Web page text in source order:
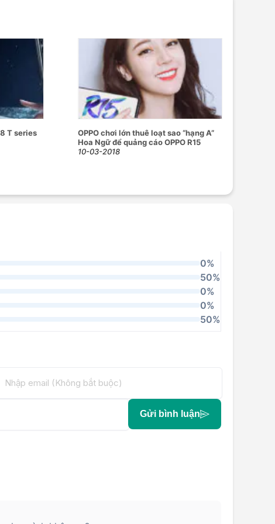
T series
OPPO chơi lớn thuê loạt sao “hạng A”
Hoa Ngữ để quảng cáo OPPO R15
10-03-2018
0%
50%
0%
0%
50%
Gửi bình luận